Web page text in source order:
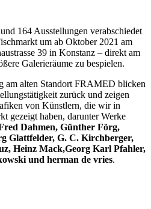
164 Ausstellungen verabschiedet
um ab Oktober 2021 am
39 in Konstanz – direkt am
Galerieräume zu bespielen.
am alten Standort FRAMED blicken
zurück und zeigen
von Künstlern, die wir in
gezeigt haben, darunter Werke
Dahmen, Günther Förg,
Glattfelder, G. C. Kirchberger,
Heinz Mack,Georg Karl Pfahler,
und herman de vries.